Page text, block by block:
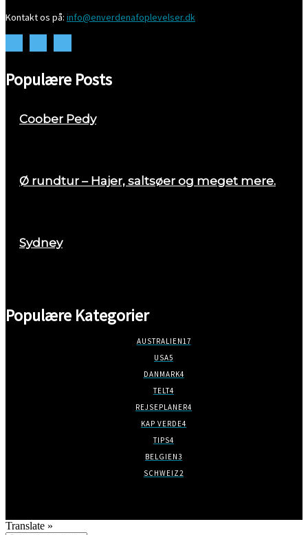
Kontakt os på: info@enverdenafoplevelser.dk
Populære Posts
Coober Pedy
Ø rundtur – Hajer, saltsøer og meget mere.
Sydney
Populære Kategorier
AUSTRALIEN17
USA5
DANMARK4
TELT4
REJSEPLANER4
KAP VERDE4
TIPS4
BELGIEN3
SCHWEIZ2
Translate »